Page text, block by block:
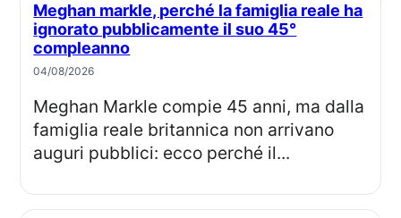
Meghan markle, perché la famiglia reale ha
ignorato pubblicamente il suo 45°
compleanno
04/08/2026
Meghan Markle compie 45 anni, ma dalla
famiglia reale britannica non arrivano
auguri pubblici: ecco perché il...